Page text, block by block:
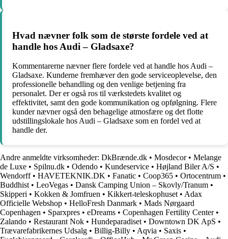
Hvad nævner folk som de største fordele ved at
handle hos Audi – Gladsaxe?
Kommentarerne nævner flere fordele ved at handle hos Audi –
Gladsaxe. Kunderne fremhæver den gode serviceoplevelse, den
professionelle behandling og den venlige betjening fra
personalet. Der er også ros til værkstedets kvalitet og
effektivitet, samt den gode kommunikation og opfølgning. Flere
kunder nævner også den behagelige atmosfære og det flotte
udstillingslokale hos Audi – Gladsaxe som en fordel ved at
handle der.
Andre anmeldte virksomheder: DkBrænde.dk • Mosdecor• Melange
de Luxe • Spilnu.dk • Odendo • Kundeservice • Højland Biler A/S •
Wendorff• HAVETEKNIK.DK • Fanatic • Coop365 • Ortocentrum •
Buddhist • LeoVegas • Dansk Camping Union – Skovly/Tranum •
Skipperi • Kokken & Jomfruen • Kikkert-teleskophuset • Adax
Officielle Webshop • HelloFresh Danmark • Mads Nørgaard
Copenhagen • Sparxpres • eDreams • Copenhagen Fertility Center•
Zalando • Restaurant Nok • Hundeparadiset • Downtown DK ApS •
Trævarefabrikernes Udsalg • Billig-Billy • Aqvia • Saxis •